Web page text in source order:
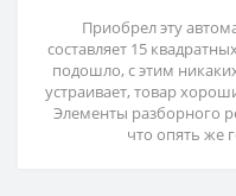
Приобрел эту
составляет 15
подошло, с этим
устраивает, товар
Элементы разборного
что опять же